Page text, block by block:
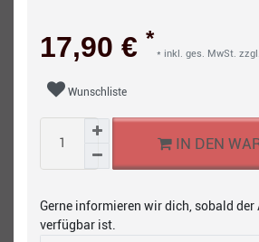
17,90 € *
* inkl. ges. MwSt. zzgl.
Wunschliste
IN DEN
Gerne informieren wir dich, sobald
verfügbar ist.